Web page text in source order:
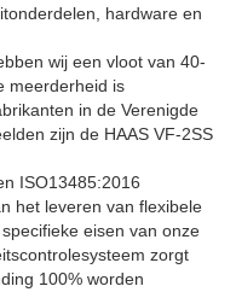
hardware en
wij een vloot van 40-
meerderheid is
in de Verenigde
zijn de HAAS VF-2SS
ISO13485:2016
het leveren van flexibele
eisen van onze
zorgt
100% worden